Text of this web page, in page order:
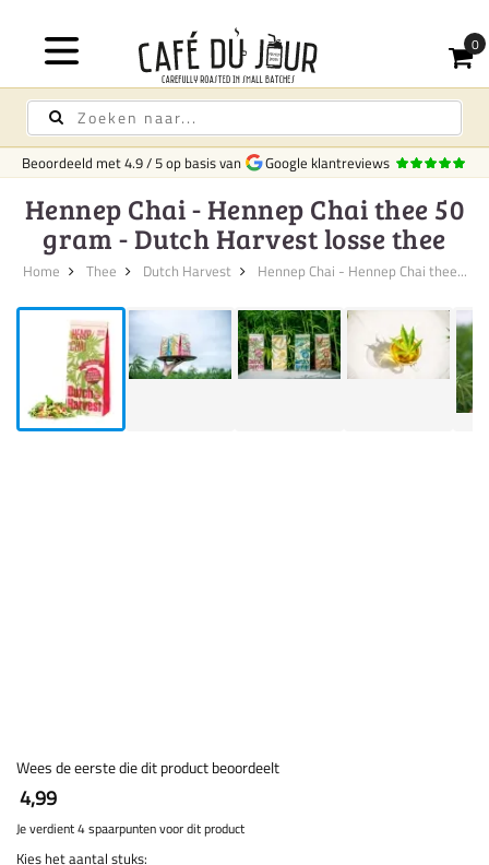
Beoordeeld met4.9/5op basis van Google klantreviews
Hennep Chai - Hennep Chai thee 50
gram - Dutch Harvest losse thee
Home Thee Dutch Harvest Hennep Chai - Hennep Chai thee...
Wees de eerste die dit product beoordeelt
4,99
Je verdient 4 spaarpunten voor dit product
Kies het aantal stuks: